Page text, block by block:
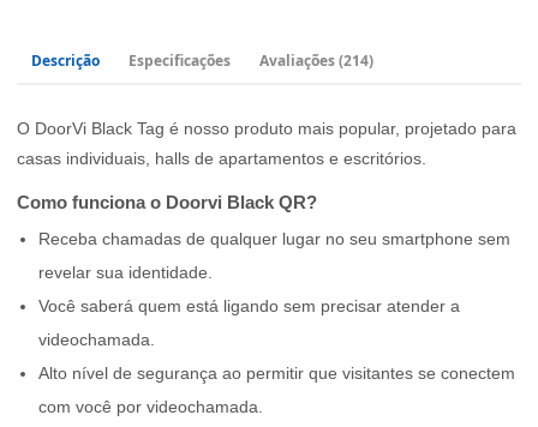
Descrição Especificações Avaliações(214)
O DoorVi Black Tag é nosso produto mais popular, projetado para
casas individuais, halls de apartamentos e escritórios.
Como funciona o Doorvi Black QR?
Receba chamadas de qualquer lugar no seu smartphone sem
revelar sua identidade.
Você saberá quem está ligando sem precisar atender a
videochamada.
Alto nível de segurança ao permitir que visitantes se conectem
com você por videochamada.